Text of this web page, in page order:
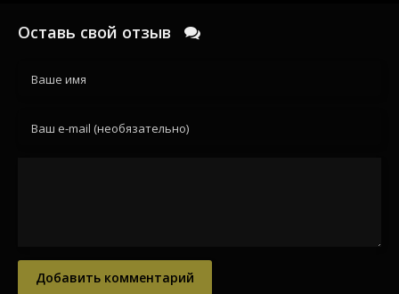
Оставь свой отзыв
Добавить комментарий